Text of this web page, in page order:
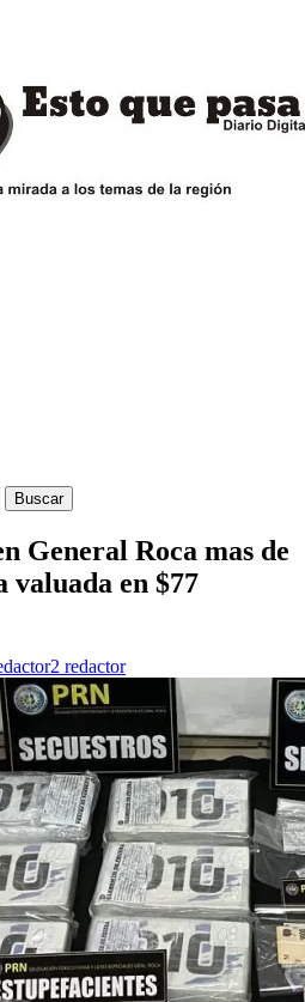
General Roca mas de
valuada en $77
redactor